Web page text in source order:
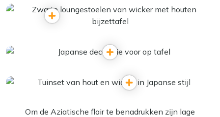
Om de Aziatische flair te benadrukken zijn lage